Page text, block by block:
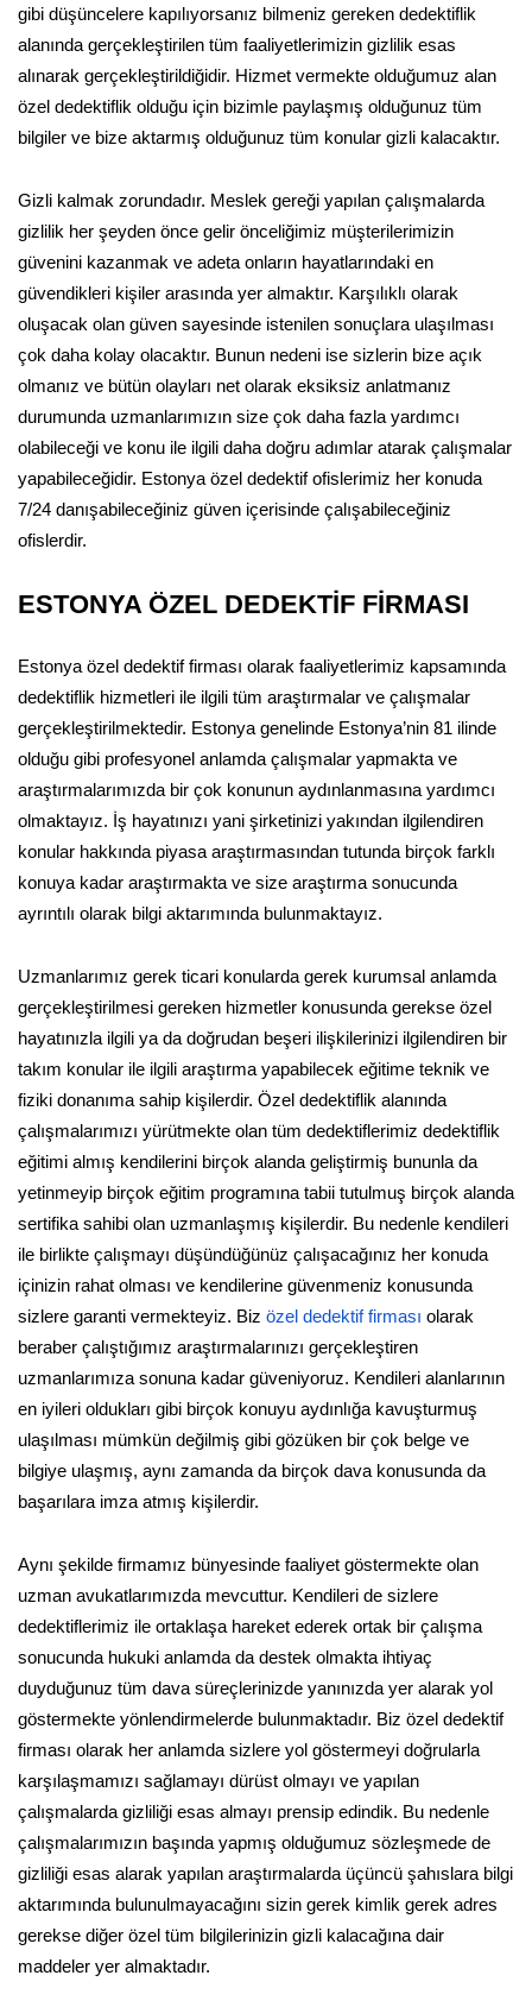
gibi düşüncelere kapılıyorsanız bilmeniz gereken dedektiflik
alanında gerçekleştirilen tüm faaliyetlerimizin gizlilik esas
alınarak gerçekleştirildiğidir. Hizmet vermekte olduğumuz alan
özel dedektiflik olduğu için bizimle paylaşmış olduğunuz tüm
bilgiler ve bize aktarmış olduğunuz tüm konular gizli kalacaktır.
Gizli kalmak zorundadır. Meslek gereği yapılan çalışmalarda
gizlilik her şeyden önce gelir önceliğimiz müşterilerimizin
güvenini kazanmak ve adeta onların hayatlarındaki en
güvendikleri kişiler arasında yer almaktır. Karşılıklı olarak
oluşacak olan güven sayesinde istenilen sonuçlara ulaşılması
çok daha kolay olacaktır. Bunun nedeni ise sizlerin bize açık
olmanız ve bütün olayları net olarak eksiksiz anlatmanız
durumunda uzmanlarımızın size çok daha fazla yardımcı
olabileceği ve konu ile ilgili daha doğru adımlar atarak çalışmalar
yapabileceğidir. Estonya özel dedektif ofislerimiz her konuda
7/24 danışabileceğiniz güven içerisinde çalışabileceğiniz
ofislerdir.
ESTONYA ÖZEL DEDEKTİF FİRMASI
Estonya özel dedektif firması olarak faaliyetlerimiz kapsamında
dedektiflik hizmetleri ile ilgili tüm araştırmalar ve çalışmalar
gerçekleştirilmektedir. Estonya genelinde Estonya’nin 81 ilinde
olduğu gibi profesyonel anlamda çalışmalar yapmakta ve
araştırmalarımızda bir çok konunun aydınlanmasına yardımcı
olmaktayız. İş hayatınızı yani şirketinizi yakından ilgilendiren
konular hakkında piyasa araştırmasından tutunda birçok farklı
konuya kadar araştırmakta ve size araştırma sonucunda
ayrıntılı olarak bilgi aktarımında bulunmaktayız.
Uzmanlarımız gerek ticari konularda gerek kurumsal anlamda
gerçekleştirilmesi gereken hizmetler konusunda gerekse özel
hayatınızla ilgili ya da doğrudan beşeri ilişkilerinizi ilgilendiren bir
takım konular ile ilgili araştırma yapabilecek eğitime teknik ve
fiziki donanıma sahip kişilerdir. Özel dedektiflik alanında
çalışmalarımızı yürütmekte olan tüm dedektiflerimiz dedektiflik
eğitimi almış kendilerini birçok alanda geliştirmiş bununla da
yetinmeyip birçok eğitim programına tabii tutulmuş birçok alanda
sertifika sahibi olan uzmanlaşmış kişilerdir. Bu nedenle kendileri
ile birlikte çalışmayı düşündüğünüz çalışacağınız her konuda
içinizin rahat olması ve kendilerine güvenmeniz konusunda
sizlere garanti vermekteyiz. Biz özel dedektif firması olarak
beraber çalıştığımız araştırmalarınızı gerçekleştiren
uzmanlarımıza sonuna kadar güveniyoruz. Kendileri alanlarının
en iyileri oldukları gibi birçok konuyu aydınlığa kavuşturmuş
ulaşılması mümkün değilmiş gibi gözüken bir çok belge ve
bilgiye ulaşmış, aynı zamanda da birçok dava konusunda da
başarılara imza atmış kişilerdir.
Aynı şekilde firmamız bünyesinde faaliyet göstermekte olan
uzman avukatlarımızda mevcuttur. Kendileri de sizlere
dedektiflerimiz ile ortaklaşa hareket ederek ortak bir çalışma
sonucunda hukuki anlamda da destek olmakta ihtiyaç
duyduğunuz tüm dava süreçlerinizde yanınızda yer alarak yol
göstermekte yönlendirmelerde bulunmaktadır. Biz özel dedektif
firması olarak her anlamda sizlere yol göstermeyi doğrularla
karşılaşmamızı sağlamayı dürüst olmayı ve yapılan
çalışmalarda gizliliği esas almayı prensip edindik. Bu nedenle
çalışmalarımızın başında yapmış olduğumuz sözleşmede de
gizliliği esas alarak yapılan araştırmalarda üçüncü şahıslara bilgi
aktarımında bulunulmayacağını sizin gerek kimlik gerek adres
gerekse diğer özel tüm bilgilerinizin gizli kalacağına dair
maddeler yer almaktadır.